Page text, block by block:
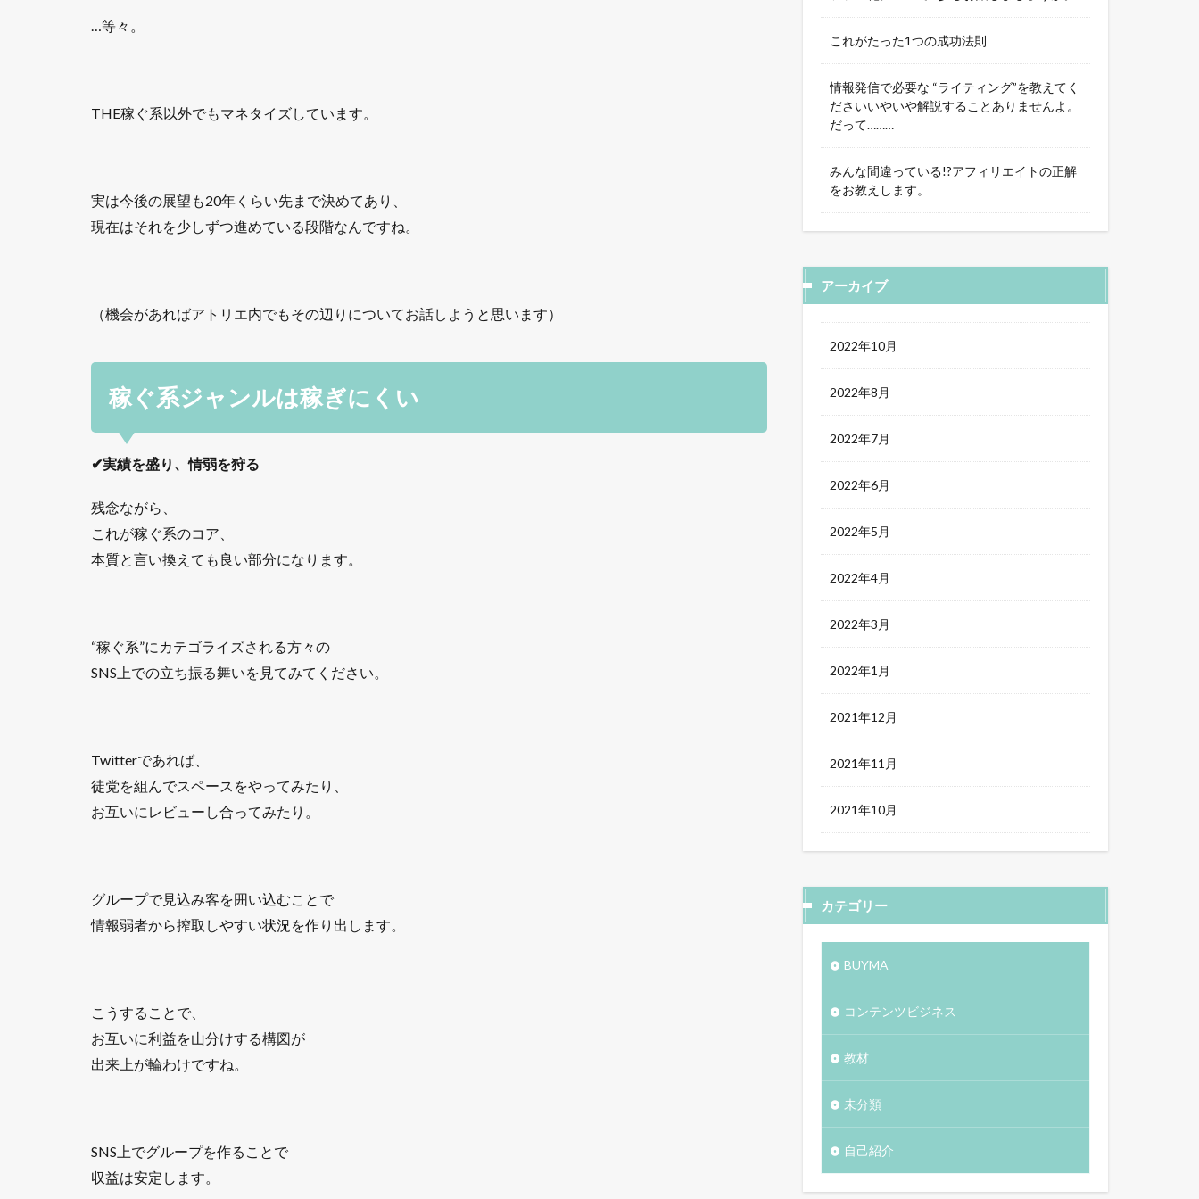
…等々。
THE稼ぐ系以外でもマネタイズしています。
実は今後の展望も20年くらい先まで決めてあり、
現在はそれを少しずつ進めている段階なんですね。
（機会があればアトリエ内でもその辺りについてお話しようと思います）
稼ぐ系ジャンルは稼ぎにくい
✔実績を盛り、情弱を狩る
残念ながら、
これが稼ぐ系のコア、
本質と言い換えても良い部分になります。
“稼ぐ系”にカテゴライズされる方々の
SNS上での立ち振る舞いを見てみてください。
Twitterであれば、
徒党を組んでスペースをやってみたり、
お互いにレビューし合ってみたり。
グループで見込み客を囲い込むことで
情報弱者から搾取しやすい状況を作り出します。
こうすることで、
お互いに利益を山分けする構図が
出来上が輪わけですね。
SNS上でグループを作ることで
収益は安定します。
これがたった1つの成功法則
情報発信で必要な “ライティング”を教えてく
ださいいやいや解説することありませんよ。
だって………
みんな間違っている!?アフィリエイトの正解
をお教えします。
アーカイブ
2022年10月
2022年8月
2022年7月
2022年6月
2022年5月
2022年4月
2022年3月
2022年1月
2021年12月
2021年11月
2021年10月
カテゴリー
BUYMA
コンテンツビジネス
教材
未分類
自己紹介